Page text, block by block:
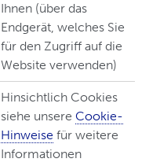
Ihnen (über das
Endgerät, welches Sie
für den Zugriff auf die
Website verwenden)
Hinsichtlich Cookies
siehe unsere Cookie-
Hinweise für weitere
Informationen